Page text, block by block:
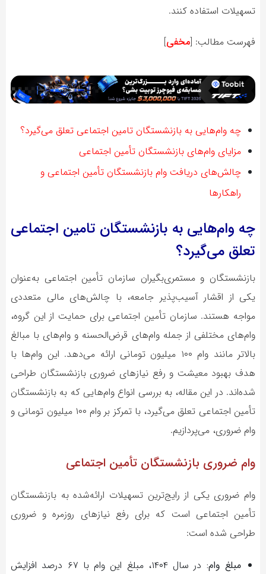
تسهیلات استفاده کنند.
فهرست مطالب: [مخفی]
چه وام‌هایی به بازنشستگان تامین اجتماعی تعلق می‌گیرد؟
مزایای وام‌های بازنشستگان تأمین اجتماعی
چالش‌های دریافت وام بازنشستگان تأمین اجتماعی و
راهکارها
چه وام‌هایی به بازنشستگان تامین اجتماعی
تعلق می‌گیرد؟
بازنشستگان و مستمری‌بگیران سازمان تأمین اجتماعی به‌عنوان
یکی از اقشار آسیب‌پذیر جامعه، با چالش‌های مالی متعددی
مواجه هستند. سازمان تأمین اجتماعی برای حمایت از این گروه،
وام‌های مختلفی از جمله وام‌های قرض‌الحسنه و وام‌های با مبالغ
بالاتر مانند وام ۱۰۰ میلیون تومانی ارائه می‌دهد. این وام‌ها با
هدف بهبود معیشت و رفع نیازهای ضروری بازنشستگان طراحی
شده‌اند. در این مقاله، به بررسی انواع وام‌هایی که به بازنشستگان
تأمین اجتماعی تعلق می‌گیرد، با تمرکز بر وام ۱۰۰ میلیون تومانی و
وام ضروری، می‌پردازیم.
وام ضروری بازنشستگان تأمین اجتماعی
وام ضروری یکی از رایج‌ترین تسهیلات ارائه‌شده به بازنشستگان
تأمین اجتماعی است که برای رفع نیازهای روزمره و ضروری
طراحی شده است:
مبلغ وام:
در سال ۱۴۰۴، مبلغ این وام با ۶۷ درصد افزایش